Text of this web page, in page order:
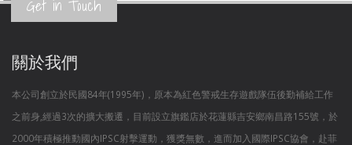
Get in Touch
關於我們
本公司創立於民國84年(1995年)，原本為紅色警戒生存遊戲隊伍後勤補給工作
之前身,經過3次的擴大搬遷，目前設立旗鑑店於花蓮縣吉安鄉南昌路155號，於
2000年積極推動國內IPSC射擊運動，獲獎無數，進而加入國際IPSC協會，赴菲